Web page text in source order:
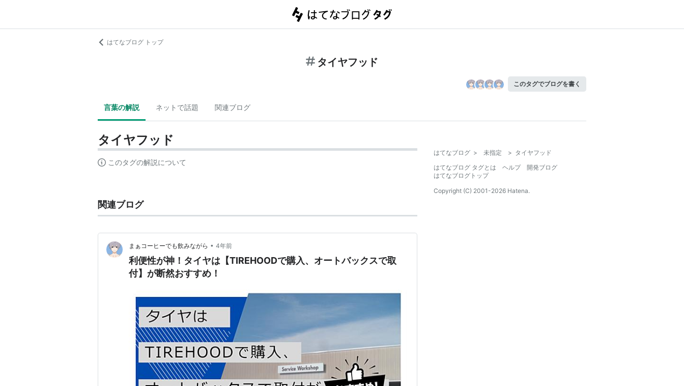
はてなブログ トップ
タイヤフッド
このタグでブログを書く
言葉の解説 ネットで話題 関連ブログ
タイヤフッド
このタグの解説について
関連ブログ
まぁコーヒーでも飲みながら • 4年前
利便性が神！タイヤは【TIREHOODで購入、オートバックスで取
付】が断然おすすめ！
はてなブログ > 未指定 > タイヤフッド
はてなブログ タグとは
ヘルプ
開発ブログ
はてなブログトップ
Copyright (C) 2001-2026 Hatena.